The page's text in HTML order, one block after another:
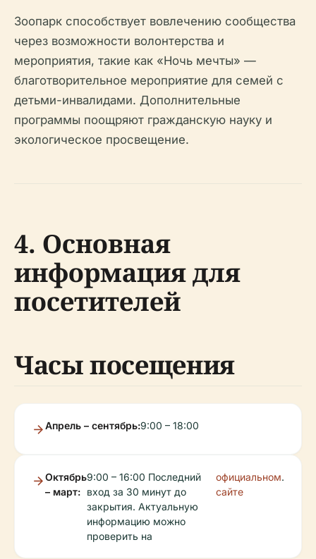
Зоопарк способствует вовлечению сообщества
через возможности волонтерства и
мероприятия, такие как «Ночь мечты» —
благотворительное мероприятие для семей с
детьми-инвалидами. Дополнительные
программы поощряют гражданскую науку и
экологическое просвещение.
4. Основная
информация для
посетителей
Часы посещения
Апрель – сентябрь:9:00 – 18:00
Октябрь
– март:
9:00 – 16:00 Последний
вход за 30 минут до
закрытия. Актуальную
информацию можно
проверить на
официальном
сайте
.